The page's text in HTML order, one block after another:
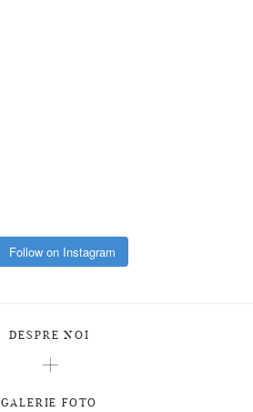
Follow on Instagram
DESPRE NOI
GALERIE FOTO